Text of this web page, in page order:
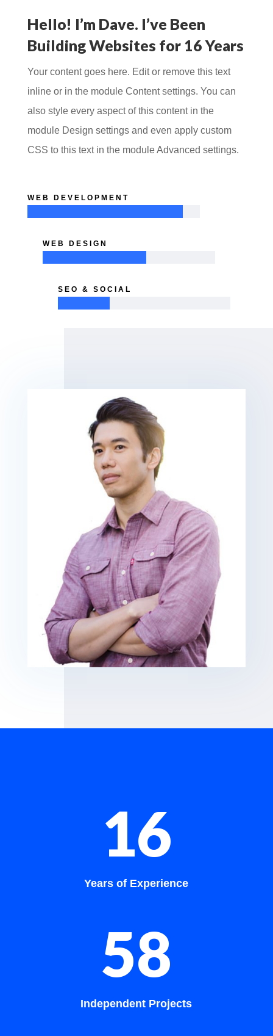
Hello! I’m Dave. I’ve Been
Building Websites for 16 Years
Your content goes here. Edit or remove this text
inline or in the module Content settings. You can
also style every aspect of this content in the
module Design settings and even apply custom
CSS to this text in the module Advanced settings.
WEB DEVELOPMENT
WEB DESIGN
SEO & SOCIAL
16
Years of Experience
58
Independent Projects